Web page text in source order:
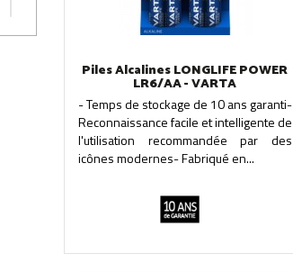
Piles Alcalines LONGLIFE POWER
LR6/AA - VARTA
- Temps de stockage de 10 ans garanti-
Reconnaissance facile et intelligente de
l'utilisation recommandée par des
icônes modernes- Fabriqué en...